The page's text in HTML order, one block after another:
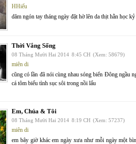
HHiếu
dăm ngón tay tháng ngày đặt hờ lên da thịt hằn học
Thời Vắng Sống
08 Tháng Mười Hai 2014 8:45 CH (Xem: 58679)
miên di
cũng có lần đã nói cùng nhau sóng biển Đông ngầu
cá tôm biểu tình sục sôi trong nồi lẩu
Em, Chúa & Tôi
08 Tháng Mười Hai 2014 8:19 CH (Xem: 57237)
miên di
em bây giờ khác em ngày xưa như mỗi ngày một